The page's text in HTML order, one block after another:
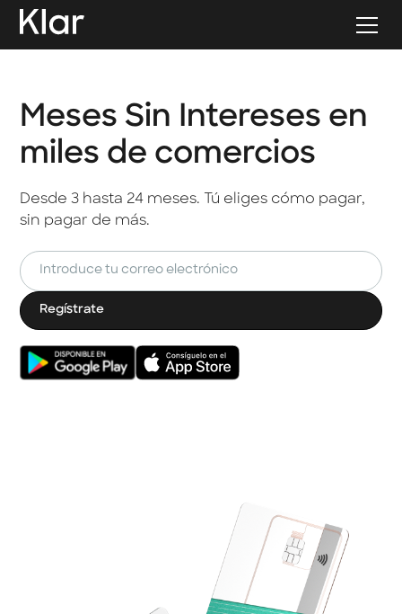
Meses Sin Intereses en
miles de comercios
Desde 3 hasta 24 meses. Tú eliges cómo pagar,
sin pagar de más.